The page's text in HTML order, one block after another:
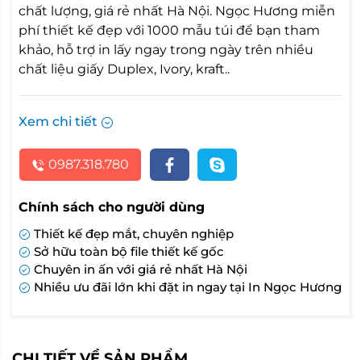
chất lượng, giá rẻ nhất Hà Nội. Ngọc Hương miễn
phí thiết kế đẹp với 1000 mẫu túi để bạn tham
khảo, hỗ trợ in lấy ngay trong ngày trên nhiều
chất liệu giấy Duplex, Ivory, kraft..
Xem chi tiết
0987.318.780
Chính sách cho người dùng
Thiết kế đẹp mắt, chuyên nghiệp
Sở hữu toàn bộ file thiết kế gốc
Chuyên in ấn với giá rẻ nhất Hà Nội
Nhiều ưu đãi lớn khi đặt in ngay tại In Ngọc Hương